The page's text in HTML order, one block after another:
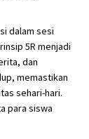
dalam sesi
5R menjadi
dan
memastikan
sehari-hari.
para siswa